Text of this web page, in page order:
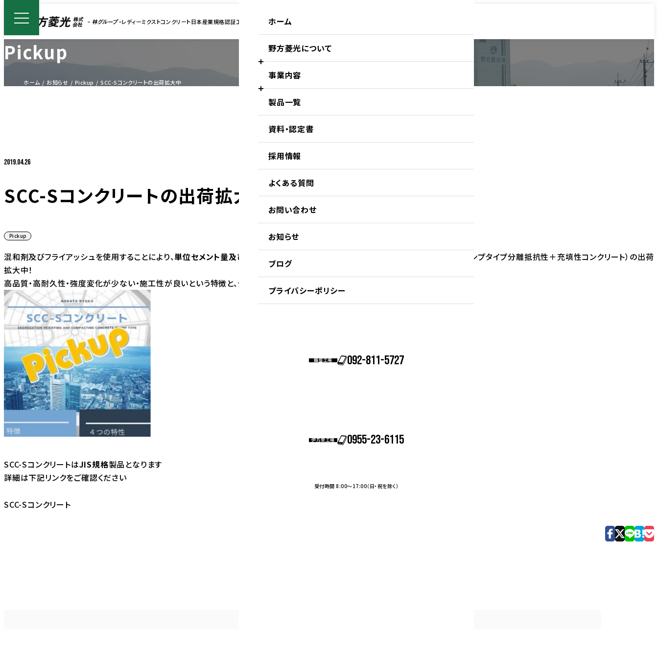
レディーミクストコンクリート日本産業規格認証工場 ホーム
野方菱光について
野方菱光の取り組み
拠点紹介・アクセス
事業内容
生コン事業
製品一覧
資料・認定書
採用情報
よくある質問
お問い合わせ
お知らせ
ブログ
プライバシーポリシー
飯盛工場 092-811-5727
伊万里工場 0955-23-6115
受付時間 8:00～17:00（日・祝を除く）
Pickup
ホーム お知らせ Pickup SCC-Sコンクリートの出荷拡大中
2019.04.26
SCC-Sコンクリートの出荷拡大中
Pickup
混和剤及びフライアッシュを使用することにより、単位セメント量及び単位水量一定で、スランプ選定フリー
（スランプタイプ分離抵抗性＋充填性コンクリート）の出荷
拡大中！
高品質・高耐久性・強度変化が少ない・施工性が良いという特徴と、分離抵抗性・充填性の高いコンクリート打設が行えます
SCC-SコンクリートはJIS規格製品となります
詳細は下記リンクをご確認ください
SCC-Sコンクリート